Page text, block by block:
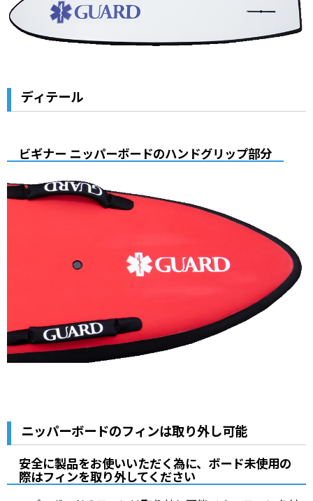
ディテール
ビギナー ニッパーボードのハンドグリップ部分
ニッパーボードのフィンは取り外し可能
安全に製品をお使いいただく為に、ボード未使用の
際はフィンを取り外してください